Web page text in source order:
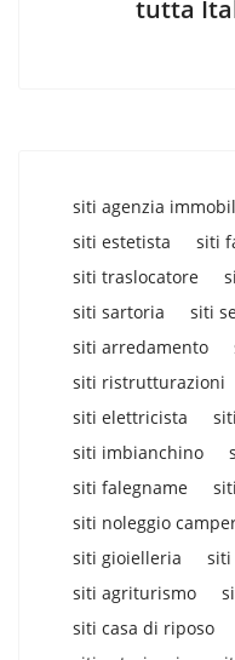
tutta
siti agenzia
siti estetista
siti
siti traslocatore
siti sartoria
siti
siti arredamento
siti ristrutturazioni
siti elettricista
siti imbianchino
siti falegname
siti noleggio
siti gioielleria
siti
siti agriturismo
siti casa di riposo